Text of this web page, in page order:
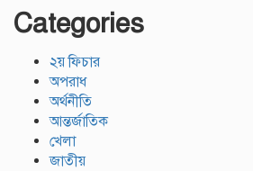
Categories
২য় ফিচার
অপরাধ
অর্থনীতি
আন্তর্জাতিক
খেলা
জাতীয়